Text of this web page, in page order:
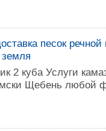
песок
2 куба Услуги
Щебень любой